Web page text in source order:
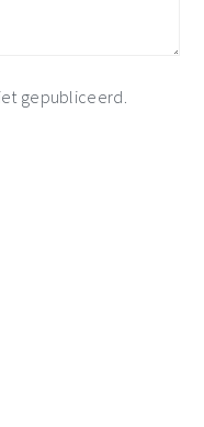
gepubliceerd.